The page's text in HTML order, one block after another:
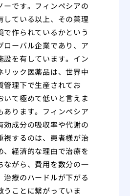
です。フィンペシアの
ている以上、その薬理
作られているかという
ローバル企業であり、ア
設を有しています。イン
リック医薬品は、世界中
理下で生産されてお
て極めて低いと言えま
ります。フィンペシア
成分の吸収率や代謝の
視するのは、患者様が治
経済的な理由で治療を
ながら、費用を数分の一
療のハードルが下がる
ことに繋がっていま